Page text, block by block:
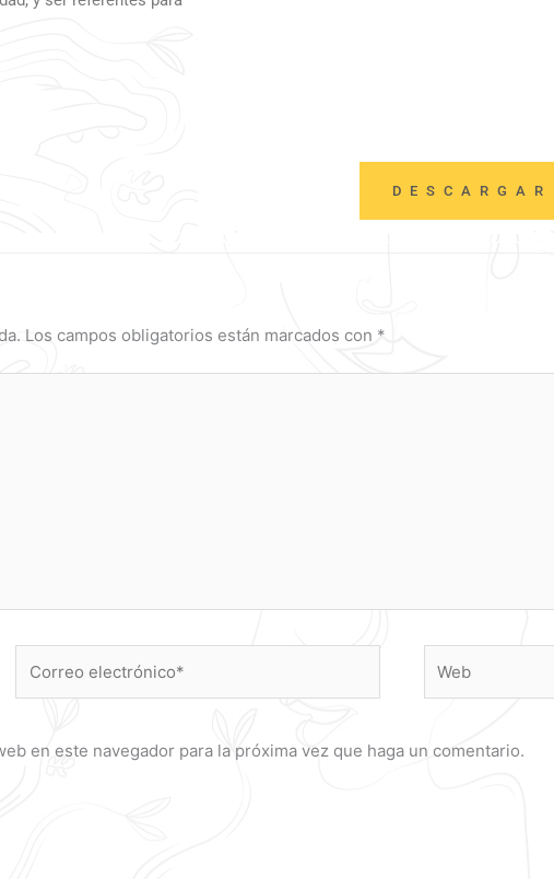
Los campos obligatorios están marcados con *
electrónico*
en este navegador para la próxima vez que haga un comentario.